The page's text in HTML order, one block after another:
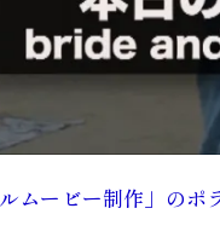
ムービー制作」の